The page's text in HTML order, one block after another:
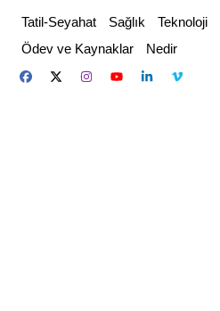
content
Tatil-Seyahat Sağlık Teknoloji
Ödev ve Kaynaklar
Nedir